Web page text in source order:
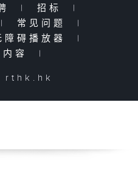
| 招标
|
| 常见问题
|
障碍播放器
|
内容
|